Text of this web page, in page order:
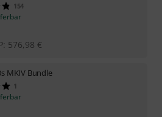
154
576,98 €
MKIV Bundle
1